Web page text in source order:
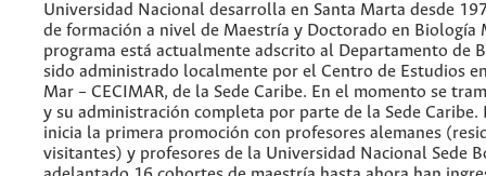
Universidad Nacional desarrolla en Santa Marta desde
de formación a nivel de Maestría y Doctorado en Biología
programa está actualmente adscrito al Departamento de
sido administrado localmente por el Centro de Estudios
Mar – CECIMAR, de la Sede Caribe. En el momento se
y su administración completa por parte de la Sede Caribe.
inicia la primera promoción con profesores alemanes
visitantes) y profesores de la Universidad Nacional Sede